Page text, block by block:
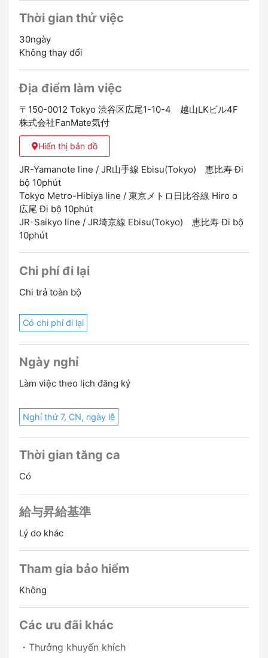
Thời gian thử việc
30ngày
Không thay đổi
Địa điểm làm việc
〒150-0012 Tokyo 渋谷区広尾1-10-4 越山LKビル4F
株式会社FanMate気付
Hiển thị bản đồ
JR-Yamanote line / JR山手線 Ebisu(Tokyo) 恵比寿 Đi
bộ 10phút
Tokyo Metro-Hibiya line / 東京メトロ日比谷線 Hiro o
広尾 Đi bộ 10phút
JR-Saikyo line / JR埼京線 Ebisu(Tokyo) 恵比寿 Đi bộ
10phút
Chi phí đi lại
Chi trả toàn bộ
Có chi phí đi lại
Ngày nghỉ
Làm việc theo lịch đăng ký
Nghỉ thứ 7, CN, ngày lễ
Thời gian tăng ca
Có
給与昇給基準
Lý do khác
Tham gia bảo hiểm
Không
Các ưu đãi khác
・Thưởng khuyến khích